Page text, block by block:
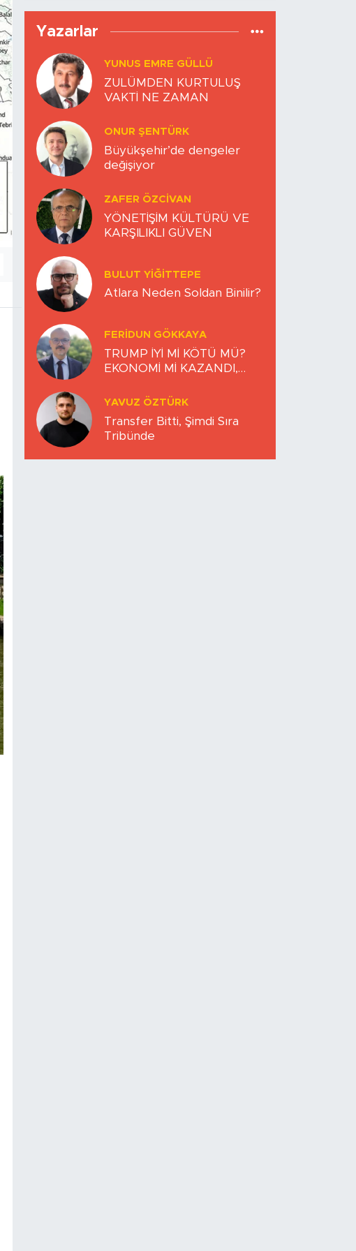
Yazarlar
YUNUS EMRE GÜLLÜ
ZULÜMDEN KURTULUŞ
VAKTİ NE ZAMAN
ONUR ŞENTÜRK
Büyükşehir’de dengeler
değişiyor
ZAFER ÖZCIVAN
YÖNETİŞİM KÜLTÜRÜ VE
KARŞILIKLI GÜVEN
BULUT YİĞİTTEPE
Atlara Neden Soldan Binilir?
FERIDUN GÖKKAYA
TRUMP İYİ Mİ KÖTÜ MÜ?
EKONOMİ Mİ KAZANDI,
YAVUZ ÖZTÜRK
Transfer Bitti, Şimdi Sıra
Tribünde